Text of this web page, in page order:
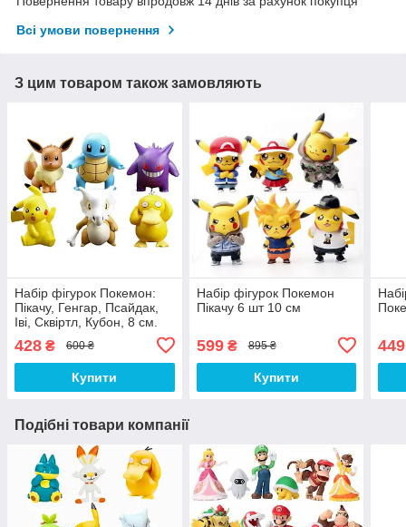
Всі умови повернення
З цим товаром також замовляють
Набір фігурок Покемон:
Пікачу, Генгар, Псайдак,
Іві, Сквіртл, Кубон, 8 см.
428 ₴ 600 ₴
Купити
Набір фігурок Покемон
Пікачу 6 шт 10 см
599₴ 895 ₴
Купити
449
Подібні товари компанії